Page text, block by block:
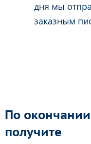
дня мы
заказным
По
получите